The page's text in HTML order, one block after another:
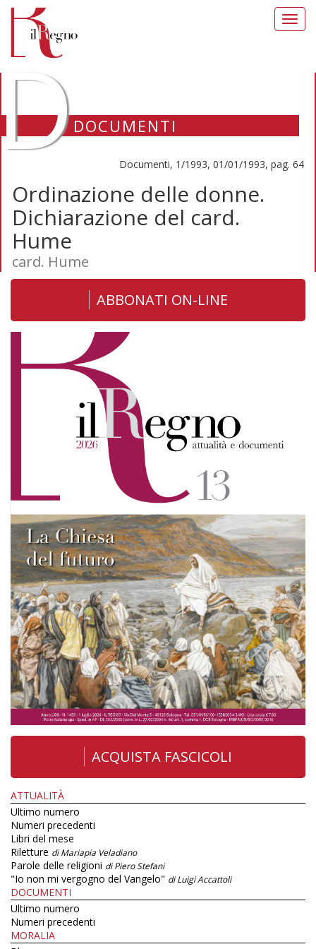
DOCUMENTI
Documenti, 1/1993, 01/01/1993, pag. 64
Ordinazione delle donne.
Dichiarazione del card.
Hume
card. Hume
ABBONATI ON-LINE
ACQUISTA FASCICOLI
ATTUALITÀ
Ultimo numero
Numeri precedenti
Libri del mese
Riletture di Mariapia Veladiano
Parole delle religioni di Piero Stefani
"Io non mi vergogno del Vangelo" di Luigi Accattoli
DOCUMENTI
Ultimo numero
Numeri precedenti
MORALIA